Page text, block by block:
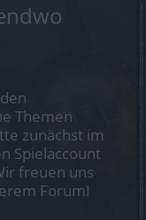
Themen
zunächst im
Spielaccount
freuen uns
Forum!